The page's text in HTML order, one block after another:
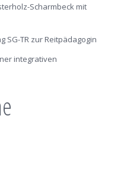
Scharmbeck mit
SG-TR zur Reitpädagogin
integrativen